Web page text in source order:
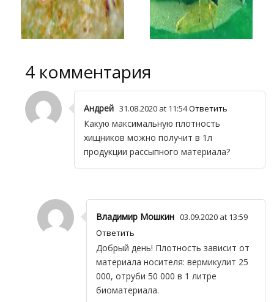
4 комментария
Андрей 31.08.2020 at 11:54Ответить
Какую максимальную плотность
хищников можно получит в 1л
продукции рассыпного материала?
Владимир Мошкин 03.09.2020 at 13:59
Ответить
Добрый день! Плотность зависит от
материала носителя: вермикулит 25
000, отруби 50 000 в 1 литре
биоматериала.